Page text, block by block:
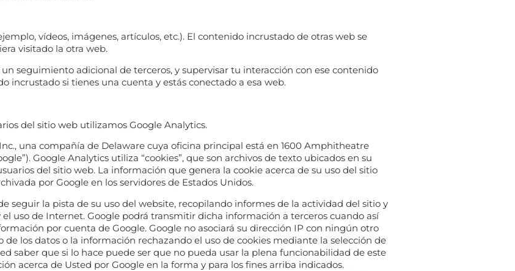
vídeos, imágenes, artículos, etc.). El contenido incrustado de otras web se
visitado la otra web.
seguimiento adicional de terceros, y supervisar tu interacción con ese contenido
si tienes una cuenta y estás conectado a esa web.
del sitio web utilizamos Google Analytics.
una compañía de Delaware cuya oficina principal está en 1600 Amphitheatre
Google Analytics utiliza “cookies”, que son archivos de texto ubicados en su
del sitio web. La información que genera la cookie acerca de su uso del sitio
por Google en los servidores de Estados Unidos.
seguir la pista de su uso del website, recopilando informes de la actividad del sitio y
uso de Internet. Google podrá transmitir dicha información a terceros cuando así
por cuenta de Google. Google no asociará su dirección IP con ningún otro
los datos o la información rechazando el uso de cookies mediante la selección de
saber que si lo hace puede ser que no pueda usar la plena funcionabilidad de este
acerca de Usted por Google en la forma y para los fines arriba indicados.